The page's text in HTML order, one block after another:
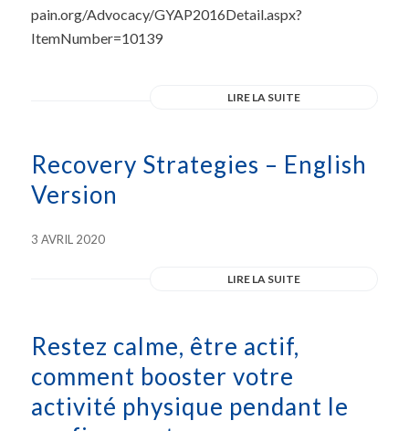
pain.org/Advocacy/GYAP2016Detail.aspx?
ItemNumber=10139
LIRE LA SUITE
Recovery Strategies – English
Version
3 AVRIL 2020
LIRE LA SUITE
Restez calme, être actif,
comment booster votre
activité physique pendant le